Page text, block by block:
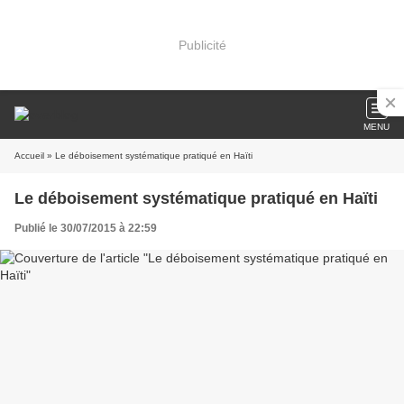
Publicité
MENU
Accueil » Le déboisement systématique pratiqué en Haïti
Le déboisement systématique pratiqué en Haïti
Publié le 30/07/2015 à 22:59